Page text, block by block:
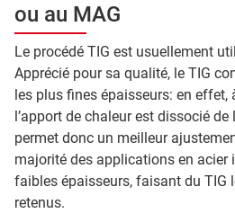
ou au MAG
Le procédé TIG est usuellement
Apprécié pour sa qualité, le TIG
les plus fines épaisseurs: en effet,
l’apport de chaleur est dissocié de
permet donc un meilleur
majorité des applications en acier
faibles épaisseurs, faisant du TIG
retenus.